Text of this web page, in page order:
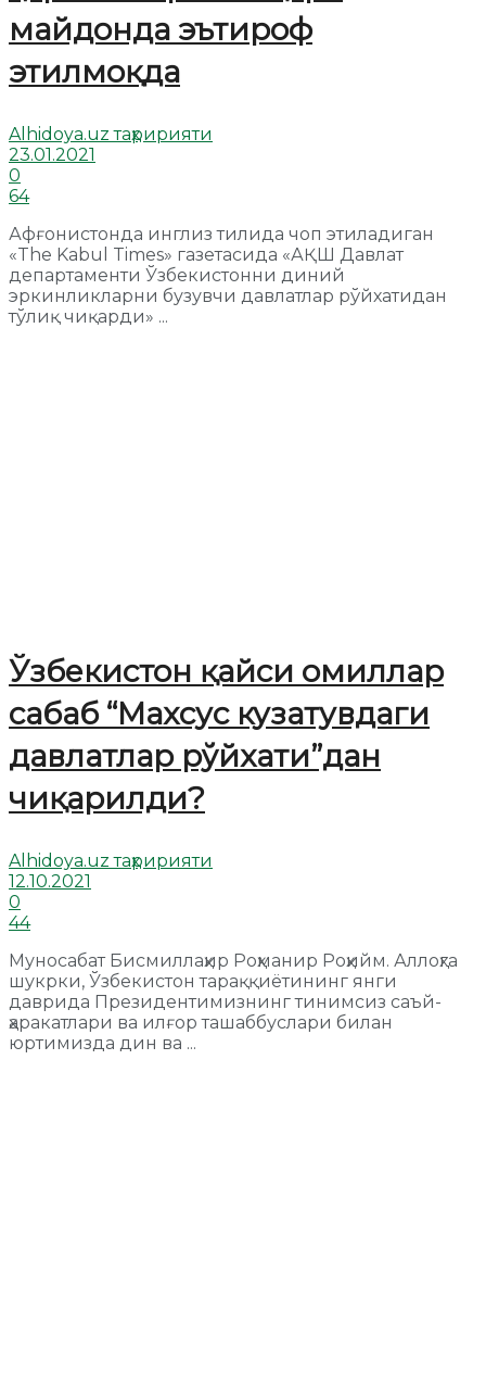
майдонда эътироф
этилмоқда
Alhidoya.uz таҳририяти
23.01.2021
0
64
Афғонистонда инглиз тилида чоп этиладиган
«The Kabul Times» газетасида «АҚШ Давлат
департаменти Ўзбекистонни диний
эркинликларни бузувчи давлатлар рўйхатидан
тўлиқ чиқарди» ...
Ўзбекистон қайси омиллар
сабаб “Махсус кузатувдаги
давлатлар рўйхати”дан
чиқарилди?
Alhidoya.uz таҳририяти
12.10.2021
0
44
Муносабат Бисмиллаҳир Роҳманир Роҳийм. Аллоҳга
шукрки, Ўзбекистон тараққиётининг янги
даврида Президентимизнинг тинимсиз саъй-
ҳаракатлари ва илғор ташаббуслари билан
юртимизда дин ва ...